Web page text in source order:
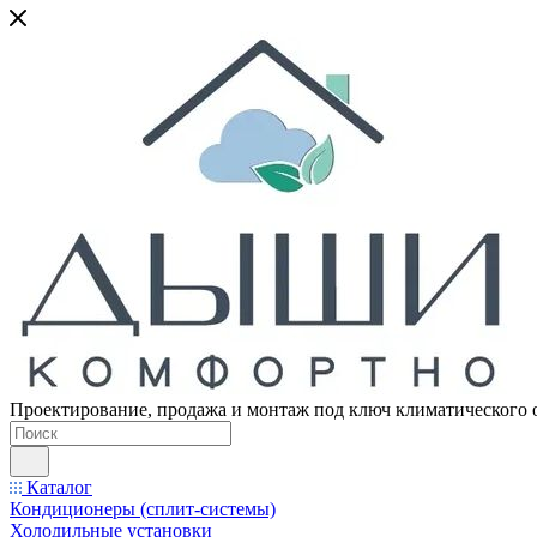
Проектирование, продажа и монтаж под ключ климатического
Каталог
Кондиционеры (сплит-системы)
Холодильные установки